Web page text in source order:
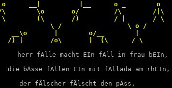
o      __|          |__      o _
\        \o       o/         /\        /
\        (\       /)         / |       /
\ /                 \ o
__\o       |        o/__
/) |       /o\       |  (\      /
herr fAlle macht EIn fAll in frau bEIn,
die bÄsse fAllen EIn mit fAllada am rhEIn,
der fÄlscher fÄlscht den pAss,